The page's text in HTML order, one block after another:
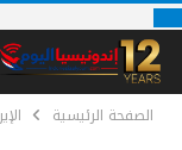
الصفحة الرئيسية